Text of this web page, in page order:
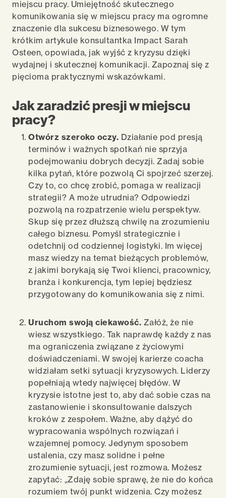
miejscu pracy. Umiejętność skutecznego
komunikowania się w miejscu pracy ma ogromne
znaczenie dla sukcesu biznesowego. W tym
krótkim artykule konsultantka Impact Sarah
Osteen, opowiada, jak wyjść z kryzysu dzięki
wydajnej i skutecznej komunikacji. Zapoznaj się z
pięcioma praktycznymi wskazówkami.
Jak zaradzić presji w miejscu
pracy?
Otwórz szeroko oczy. Działanie pod presją
terminów i ważnych spotkań nie sprzyja
podejmowaniu dobrych decyzji. Zadaj sobie
kilka pytań, które pozwolą Ci spojrzeć szerzej.
Czy to, co chcę zrobić, pomaga w realizacji
strategii? A może utrudnia? Odpowiedzi
pozwolą na rozpatrzenie wielu perspektyw.
Skup się przez dłuższą chwilę na zrozumieniu
całego biznesu. Pomyśl strategicznie i
odetchnij od codziennej logistyki. Im więcej
masz wiedzy na temat bieżących problemów,
z jakimi borykają się Twoi klienci, pracownicy,
branża i konkurencja, tym lepiej będziesz
przygotowany do komunikowania się z nimi.
Uruchom swoją ciekawość. Załóż, że nie
wiesz wszystkiego. Tak naprawdę każdy z nas
ma ograniczenia związane z życiowymi
doświadczeniami. W swojej karierze coacha
widziałam setki sytuacji kryzysowych. Liderzy
popełniają wtedy najwięcej błędów. W
kryzysie istotne jest to, aby dać sobie czas na
zastanowienie i skonsultowanie dalszych
kroków z zespołem. Ważne, aby dążyć do
wypracowania wspólnych rozwiązań i
wzajemnej pomocy. Jedynym sposobem
ustalenia, czy masz solidne i pełne
zrozumienie sytuacji, jest rozmowa. Możesz
zapytać: „Zdaję sobie sprawę, że nie do końca
rozumiem twój punkt widzenia. Czy możesz